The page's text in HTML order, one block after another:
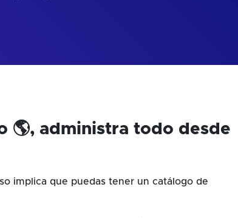
🌎, administra todo desde
implica que puedas tener un catálogo de